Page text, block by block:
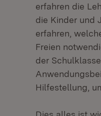
erfahren die
die Kinder und
erfahren,
Freien
der
Hilfestellung,